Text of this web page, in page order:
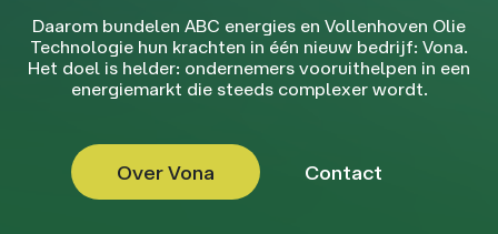
Daarom bundelen ABC energies en Vollenhoven Olie
Technologie hun krachten in één nieuw bedrijf: Vona.
Het doel is helder: ondernemers vooruithelpen in een
energiemarkt die steeds complexer wordt.
Over Vona Contact